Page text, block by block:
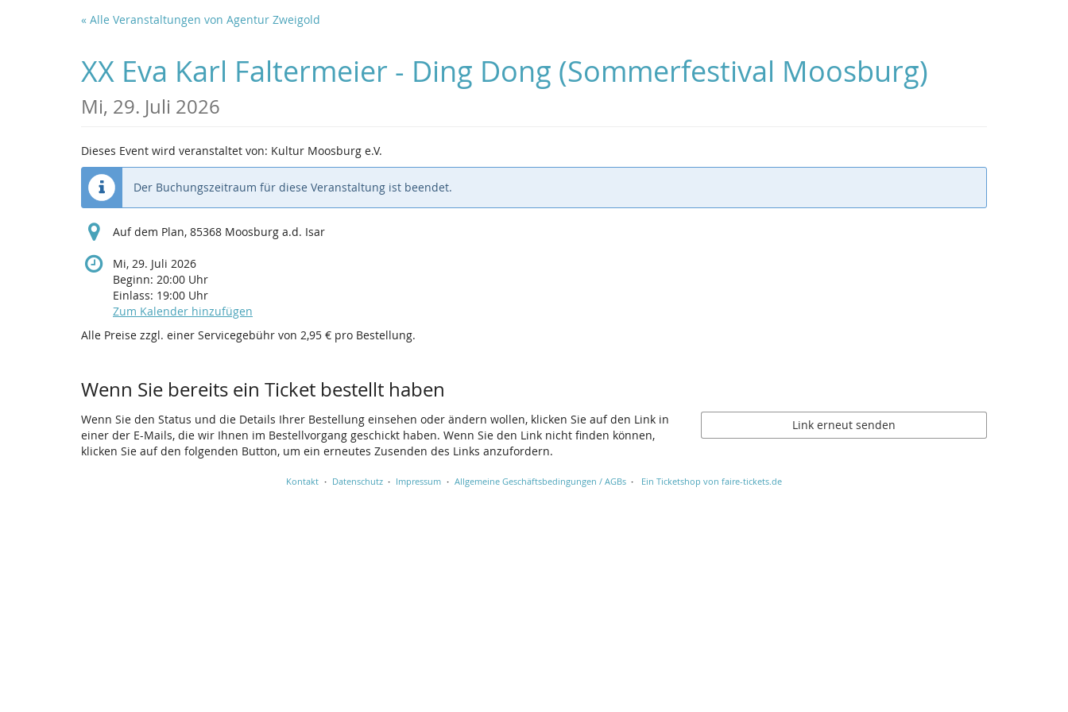
« Alle Veranstaltungen von Agentur Zweigold
XX Eva Karl Faltermeier - Ding Dong (Sommerfestival Moosburg)
Mi, 29. Juli 2026
Dieses Event wird veranstaltet von: Kultur Moosburg e.V.
Der Buchungszeitraum für diese Veranstaltung ist beendet.
Auf dem Plan, 85368 Moosburg a.d. Isar
Mi, 29. Juli 2026
Beginn: 20:00 Uhr
Einlass: 19:00 Uhr
Zum Kalender hinzufügen
Alle Preise zzgl. einer Servicegebühr von 2,95 € pro Bestellung.
Wenn Sie bereits ein Ticket bestellt haben
Wenn Sie den Status und die Details Ihrer Bestellung einsehen oder ändern wollen, klicken Sie auf den Link in
einer der E-Mails, die wir Ihnen im Bestellvorgang geschickt haben. Wenn Sie den Link nicht finden können,
klicken Sie auf den folgenden Button, um ein erneutes Zusenden des Links anzufordern.
Link erneut senden
Kontakt Datenschutz Impressum Allgemeine Geschäftsbedingungen / AGBs Ein Ticketshop von faire-tickets.de